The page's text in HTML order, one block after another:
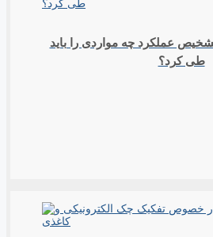
عملکرد چه مواردی را باید
طی کرد؟